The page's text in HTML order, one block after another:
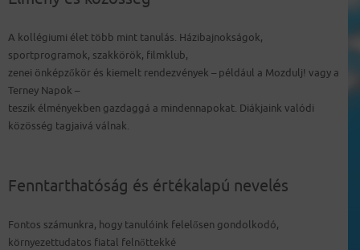
A kollégiumi élet több mint tanulás. Házibajnokságok,
sportprogramok, szakkörök, filmklub,
zenei önképzőkör és kiemelt rendezvények – például a Mozdulj! vagy a
Terney Napok –
teszik élményekben gazdaggá a mindennapokat. Diákjaink valódi
közösség tagjaivá válnak.
Fenntarthatóság és értékalapú nevelés
Fontos számunkra, hogy tanulóink felelősen gondolkodó,
környezettudatos fiatal felnőttekké